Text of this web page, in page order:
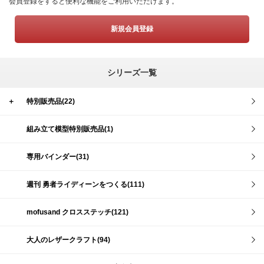
新規会員登録
シリーズ一覧
＋ 特別販売品(22)
組み立て模型特別販売品(1)
専用バインダー(31)
週刊 勇者ライディーンをつくる(111)
mofusand クロスステッチ(121)
大人のレザークラフト(94)